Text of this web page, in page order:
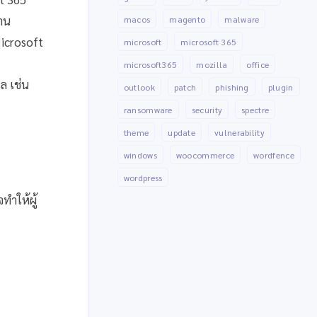
น
เช่น
ทำให้ผู้
macos
magento
malware
microsoft
microsoft 365
microsoft365
mozilla
office
outlook
patch phishing
plugin
ransomware
security
spectre
theme
update
vulnerability
windows
woocommerce
wordfence
wordpress